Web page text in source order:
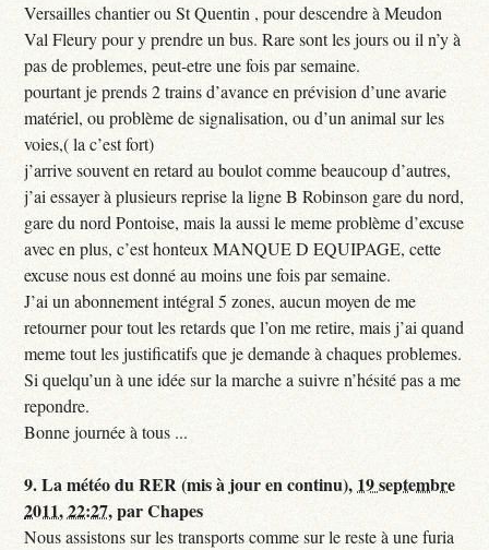
Versailles chantier ou St Quentin , pour descendre à Meudon
Val Fleury pour y prendre un bus. Rare sont les jours ou il n’y à
pas de problemes, peut-etre une fois par semaine.
pourtant je prends 2 trains d’avance en prévision d’une avarie
matériel, ou problème de signalisation, ou d’un animal sur les
voies,( la c’est fort)
j’arrive souvent en retard au boulot comme beaucoup d’autres,
j’ai essayer à plusieurs reprise la ligne B Robinson gare du nord,
gare du nord Pontoise, mais la aussi le meme problème d’excuse
avec en plus, c’est honteux MANQUE D EQUIPAGE, cette
excuse nous est donné au moins une fois par semaine.
J’ai un abonnement intégral 5 zones, aucun moyen de me
retourner pour tout les retards que l’on me retire, mais j’ai quand
meme tout les justificatifs que je demande à chaques problemes.
Si quelqu’un à une idée sur la marche a suivre n’hésité pas a me
repondre.
Bonne journée à tous ...
9.La météo du RER (mis à jour en continu), 19 septembre
2011, 22:27,parChapes
Nous assistons sur les transports comme sur le reste à une furia